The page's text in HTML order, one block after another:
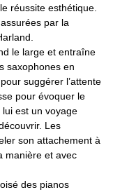
réussite esthétique.
par la
le large et entraîne
saxophones en
suggérer l’attente
pour évoquer le
est un voyage
Les
son attachement à
manière et avec
des pianos